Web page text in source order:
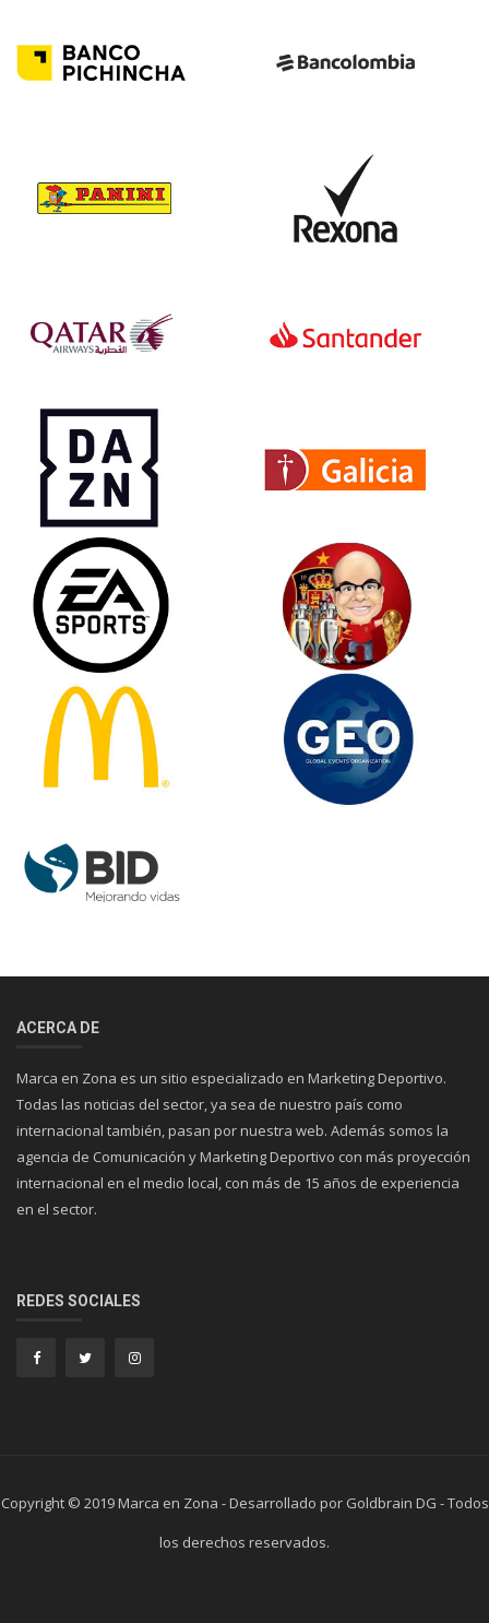
ACERCA DE
Marca en Zona es un sitio especializado en Marketing Deportivo.
Todas las noticias del sector, ya sea de nuestro país como
internacional también, pasan por nuestra web. Además somos la
agencia de Comunicación y Marketing Deportivo con más proyección
internacional en el medio local, con más de 15 años de experiencia
en el sector.
REDES SOCIALES
Copyright © 2019 Marca en Zona - Desarrollado por Goldbrain DG - Todos
los derechos reservados.